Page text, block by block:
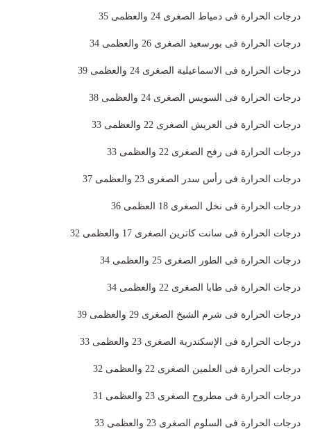
درجات الحرارة فى دمياط الصغرى 24 والعظمى 35
درجات الحرارة فى بورسعيد الصغرى 26 والعظمى 34
درجات الحرارة فى الاسماعيلية الصغرى 24 والعظمى 39
درجات الحرارة فى السويس الصغرى 24 والعظمى 38
درجات الحرارة فى العريش الصغرى 22 والعظمى 33
درجات الحرارة فى رفح الصغرى 22 والعظمى 33
درجات الحرارة فى رأس سدر الصغرى 23 والعظمى 37
درجات الحرارة فى نخل الصغرى 18 العظمى 36
درجات الحرارة فى سانت كاترين الصغرى 17 والعظمى 32
درجات الحرارة فى الطور الصغرى 25 والعظمى 34
درجات الحرارة فى طابا الصغرى 22 والعظمى 34
درجات الحرارة فى شرم الشيخ الصغرى 29 والعظمى 39
درجات الحرارة فى الإسكندرية الصغرى 23 والعظمى 33
درجات الحرارة فى العلمين الصغرى 22 والعظمى 32
درجات الحرارة فى مطروح الصغرى 23 والعظمى 31
درجات الحرارة فى السلوم الصغرى 23 والعظمى 33